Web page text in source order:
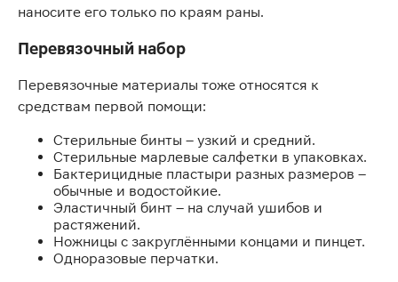
наносите его только по краям раны.
Перевязочный набор
Перевязочные материалы тоже относятся к
средствам первой помощи:
Стерильные бинты – узкий и средний.
Стерильные марлевые салфетки в упаковках.
Бактерицидные пластыри разных размеров –
обычные и водостойкие.
Эластичный бинт – на случай ушибов и
растяжений.
Ножницы с закруглёнными концами и пинцет.
Одноразовые перчатки.